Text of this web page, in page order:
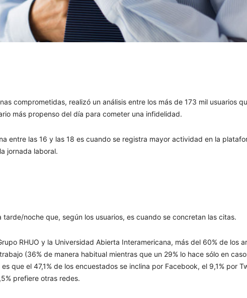
comprometidas, realizó un análisis entre los más de 173 mil usuarios
más propenso del día para cometer una infidelidad.
entre las 16 y las 18 es cuando se registra mayor actividad en la
jornada laboral.
noche que, según los usuarios, es cuando se concretan las citas.
RHUO y la Universidad Abierta Interamericana, más del 60% de los
(36% de manera habitual mientras que un 29% lo hace sólo en
que el 47,1% de los encuestados se inclina por Facebook, el 9,1% por
prefiere otras redes.